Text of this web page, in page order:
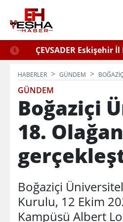
ÇEVSADER Eskişehir
HABERLER GÜNDEM
GÜNDEM
Boğaziçi
18.
Boğaziçi
Kurulu, 12 Ekim
Kampüsü Albert